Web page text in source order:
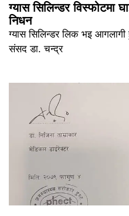
ग्यास सिलिन्डर विस्फोटमा
निधन
ग्यास सिलिन्डर लिक भइ
संसद डा. चन्द्र